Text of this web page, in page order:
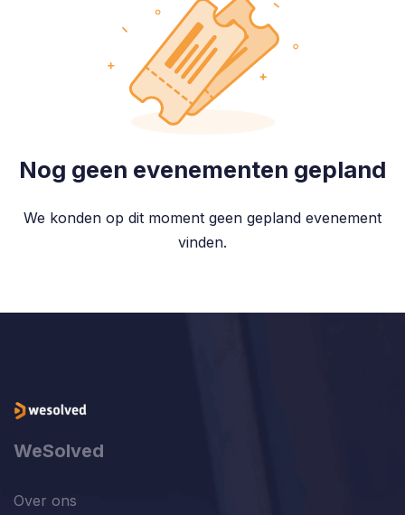
Nog geen evenementen gepland
We konden op dit moment geen gepland evenement
vinden.
WeSolved
Over ons